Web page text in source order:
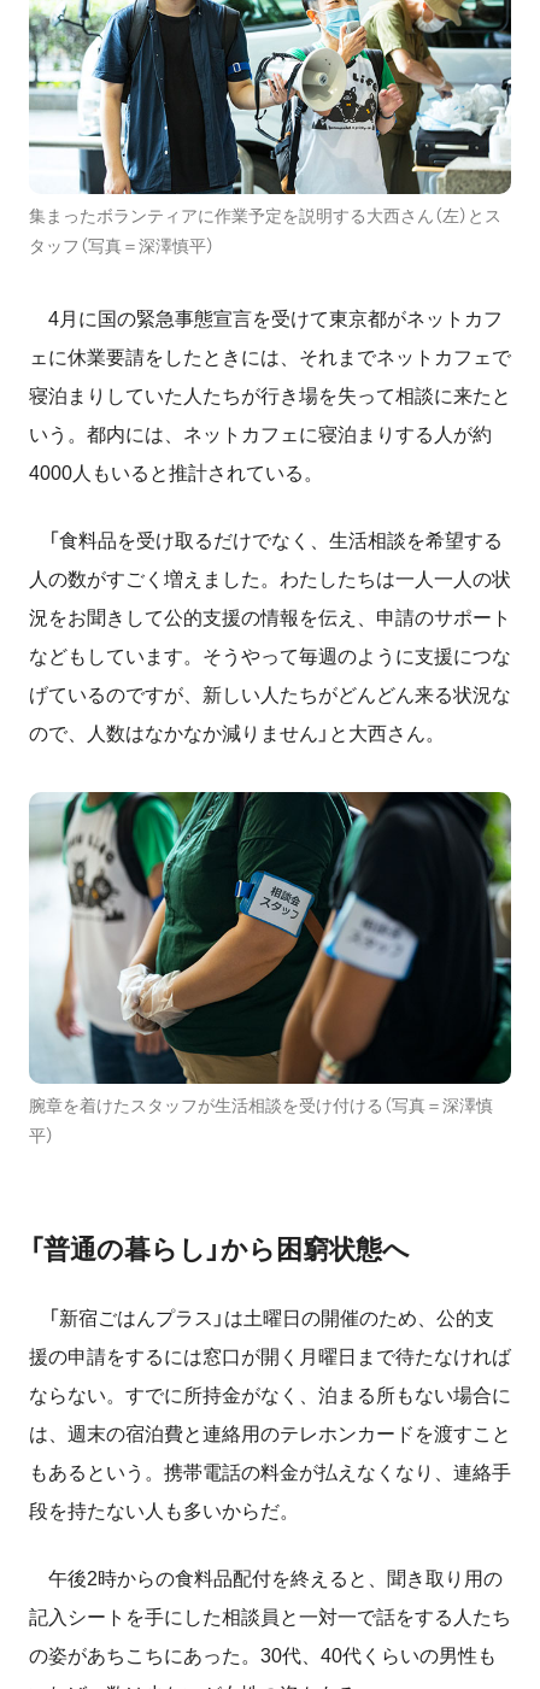
集まったボランティアに作業予定を説明する大西さん（左）とス
タッフ（写真＝深澤慎平）
4月に国の緊急事態宣言を受けて東京都がネットカフ
ェに休業要請をしたときには、それまでネットカフェで
寝泊まりしていた人たちが行き場を失って相談に来たと
いう。都内には、ネットカフェに寝泊まりする人が約
4000人もいると推計されている。
「食料品を受け取るだけでなく、生活相談を希望する
人の数がすごく増えました。わたしたちは一人一人の状
況をお聞きして公的支援の情報を伝え、申請のサポート
などもしています。そうやって毎週のように支援につな
げているのですが、新しい人たちがどんどん来る状況な
ので、人数はなかなか減りません」と大西さん。
腕章を着けたスタッフが生活相談を受け付ける（写真＝深澤慎
平）
「普通の暮らし」から困窮状態へ
「新宿ごはんプラス」は土曜日の開催のため、公的支
援の申請をするには窓口が開く月曜日まで待たなければ
ならない。すでに所持金がなく、泊まる所もない場合に
は、週末の宿泊費と連絡用のテレホンカードを渡すこと
もあるという。携帯電話の料金が払えなくなり、連絡手
段を持たない人も多いからだ。
午後2時からの食料品配付を終えると、聞き取り用の
記入シートを手にした相談員と一対一で話をする人たち
の姿があちこちにあった。30代、40代くらいの男性も